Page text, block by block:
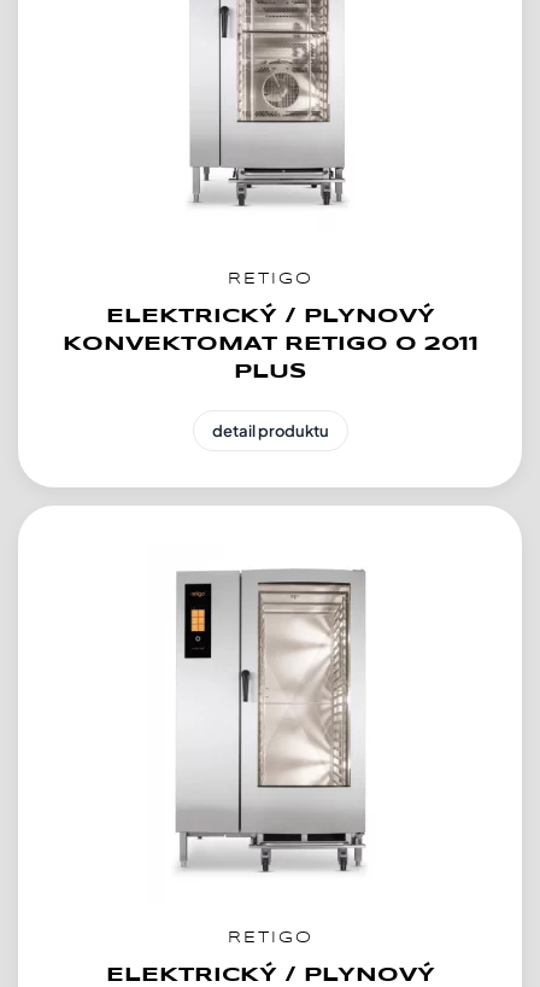
RETIGO
ELEKTRICKÝ / PLYNOVÝ
KONVEKTOMAT RETIGO O 2011
PLUS
detail produktu
RETIGO
ELEKTRICKÝ / PLYNOVÝ